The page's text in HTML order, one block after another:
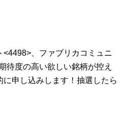
、ファブリカコミュニ
待度の高い欲しい銘柄が控え
申し込みします！抽選したら